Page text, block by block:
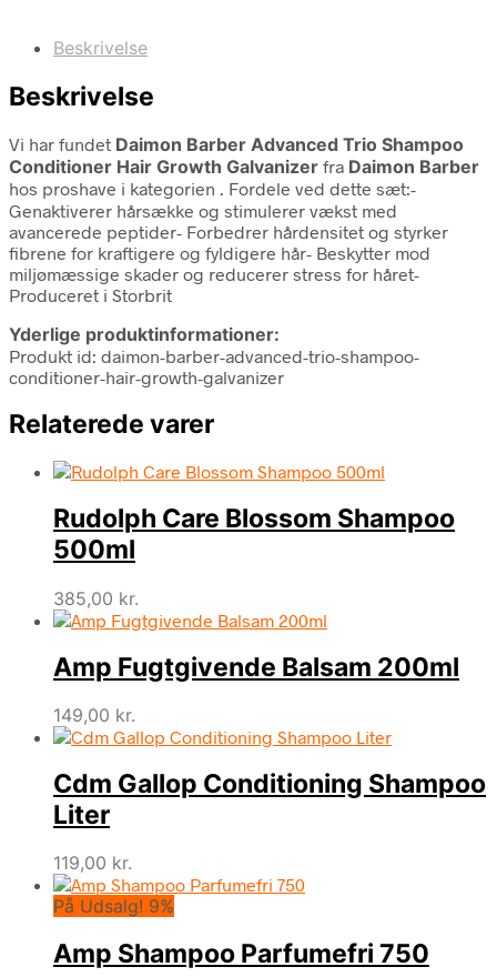
Beskrivelse
Beskrivelse
Vi har fundet Daimon Barber Advanced Trio Shampoo
Conditioner Hair Growth Galvanizer fra Daimon Barber
hos proshave i kategorien . Fordele ved dette sæt:-
Genaktiverer hårsække og stimulerer vækst med
avancerede peptider- Forbedrer hårdensitet og styrker
fibrene for kraftigere og fyldigere hår- Beskytter mod
miljømæssige skader og reducerer stress for håret-
Produceret i Storbrit
Yderlige produktinformationer:
Produkt id: daimon-barber-advanced-trio-shampoo-
conditioner-hair-growth-galvanizer
Relaterede varer
Rudolph Care Blossom Shampoo
500ml
385,00 kr.
Amp Fugtgivende Balsam 200ml
149,00 kr.
Cdm Gallop Conditioning Shampoo
Liter
119,00 kr.
På Udsalg! 9%
Amp Shampoo Parfumefri 750